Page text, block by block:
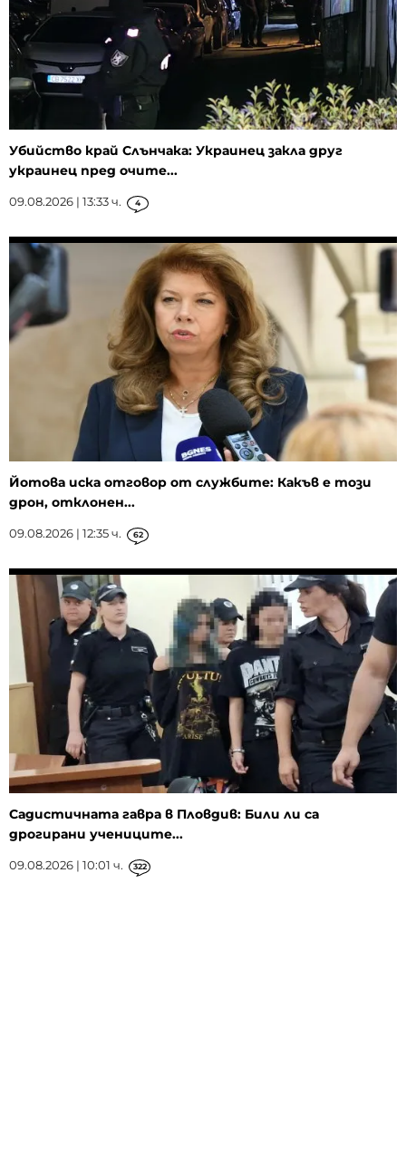
Убийство край Слънчака: Украинец закла друг
украинец пред очите...
09.08.2026 | 13:33 ч. 4
Йотова иска отговор от службите: Какъв е този
дрон, отклонен...
09.08.2026 | 12:35 ч. 62
Садистичната гавра в Пловдив: Били ли са
дрогирани учениците...
09.08.2026 | 10:01 ч. 322